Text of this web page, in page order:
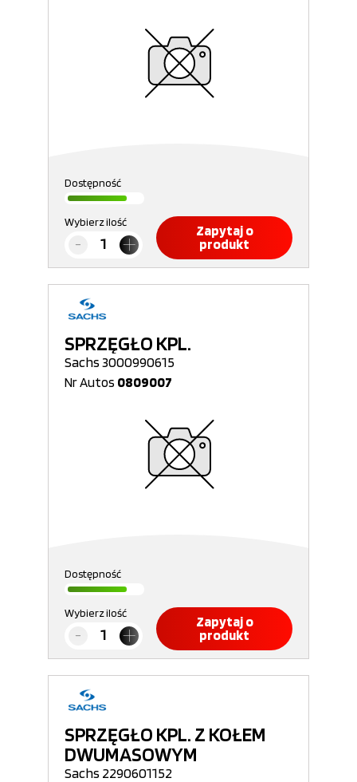
Dostępność
Wybierz ilość
Zapytaj o
produkt
SPRZĘGŁO KPL.
Sachs 3000990615
Nr Autos 0809007
Dostępność
Wybierz ilość
Zapytaj o
produkt
SPRZĘGŁO KPL. Z KOŁEM
DWUMASOWYM
Sachs 2290601152